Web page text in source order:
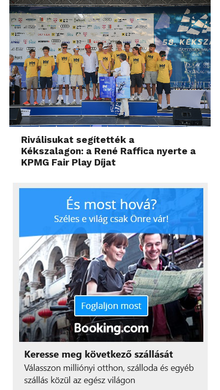
Riválisukat segítették a
Kékszalagon: a René Raffica nyerte a
KPMG Fair Play Díjat